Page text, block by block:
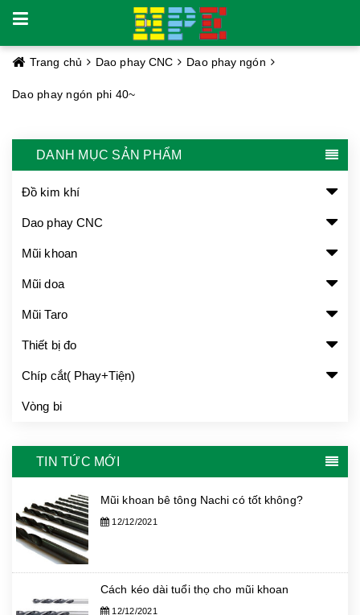
Trang chủ Dao phay CNC Dao phay ngón
Dao phay ngón phi 40~
DANH MỤC SẢN PHẨM
Đồ kim khí
Dao phay CNC
Mũi khoan
Mũi doa
Mũi Taro
Thiết bị đo
Chíp cắt( Phay+Tiện)
Vòng bi
TIN TỨC MỚI
Mũi khoan bê tông Nachi có tốt không?
12/12/2021
Cách kéo dài tuổi thọ cho mũi khoan
12/12/2021